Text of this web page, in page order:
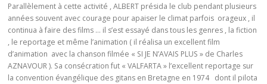
Parallèlement à cette activité , ALBERT présida le club pendant plusieurs
années souvent avec courage pour apaiser le climat parfois orageux , il
continua à faire des films … il s’est essayé dans tous les genres , la fiction
, le reportage et même l’animation ( il réalisa un excellent film
d’animation avec la chanson filmée « SI JE N’AVAIS PLUS » de Charles
AZNAVOUR ). Sa consécration fut « VALFARTA » l’excellent reportage sur
la convention évangélique des gitans en Bretagne en 1974 dont il pilota